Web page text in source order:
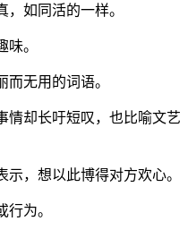
如同活的一样。
。
无用的词语。
情却长吁短叹，也比喻文艺
，想以此博得对方欢心。
为。